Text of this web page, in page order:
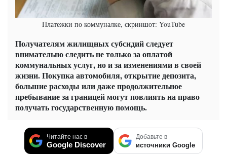
Платежки по коммуналке, скриншот: YouTube
Получателям жилищных субсидий следует
внимательно следить не только за оплатой
коммунальных услуг, но и за изменениями в своей
жизни. Покупка автомобиля, открытие депозита,
большие расходы или даже продолжительное
пребывание за границей могут повлиять на право
получать государственную помощь.
Читайте нас в
Google Discover
Добавьте в
источники Google